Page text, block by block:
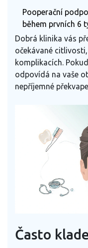
Pooperační
během prvních 6
Dobrá klinika vás
očekávané
komplikacích.
odpovídá na vaše
nepříjemné
Často